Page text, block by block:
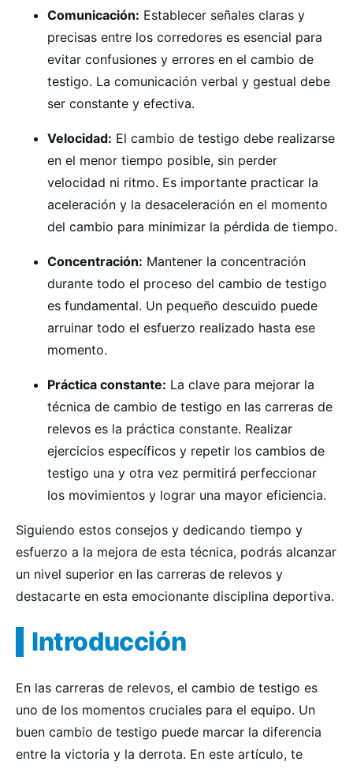
Comunicación: Establecer señales claras y
precisas entre los corredores es esencial para
evitar confusiones y errores en el cambio de
testigo. La comunicación verbal y gestual debe
ser constante y efectiva.
Velocidad: El cambio de testigo debe realizarse
en el menor tiempo posible, sin perder
velocidad ni ritmo. Es importante practicar la
aceleración y la desaceleración en el momento
del cambio para minimizar la pérdida de tiempo.
Concentración: Mantener la concentración
durante todo el proceso del cambio de testigo
es fundamental. Un pequeño descuido puede
arruinar todo el esfuerzo realizado hasta ese
momento.
Práctica constante: La clave para mejorar la
técnica de cambio de testigo en las carreras de
relevos es la práctica constante. Realizar
ejercicios específicos y repetir los cambios de
testigo una y otra vez permitirá perfeccionar
los movimientos y lograr una mayor eficiencia.
Siguiendo estos consejos y dedicando tiempo y
esfuerzo a la mejora de esta técnica, podrás alcanzar
un nivel superior en las carreras de relevos y
destacarte en esta emocionante disciplina deportiva.
Introducción
En las carreras de relevos, el cambio de testigo es
uno de los momentos cruciales para el equipo. Un
buen cambio de testigo puede marcar la diferencia
entre la victoria y la derrota. En este artículo, te